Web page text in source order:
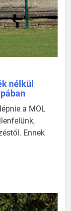
nélkül
a MOL
Ennek